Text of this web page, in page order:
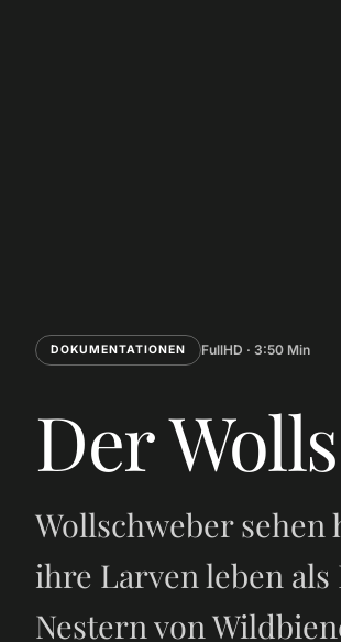
DOKUMENTATIONEN FullHD · 3:50 Min
Der
Wollschweber sehen
ihre Larven leben
Nestern von